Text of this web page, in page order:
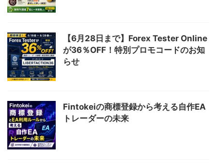
【6月28日まで】Forex Tester Online
が36％OFF！特別プロモコードのお知
らせ
Fintokeiの商標登録から考える自作EA
トレーダーの未来